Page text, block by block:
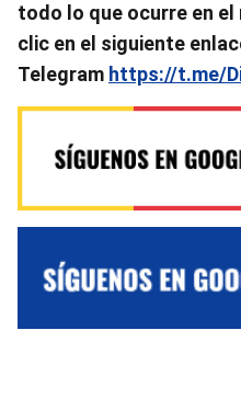
todo lo que ocurre en el
clic en el siguiente
Telegram https://t.me/